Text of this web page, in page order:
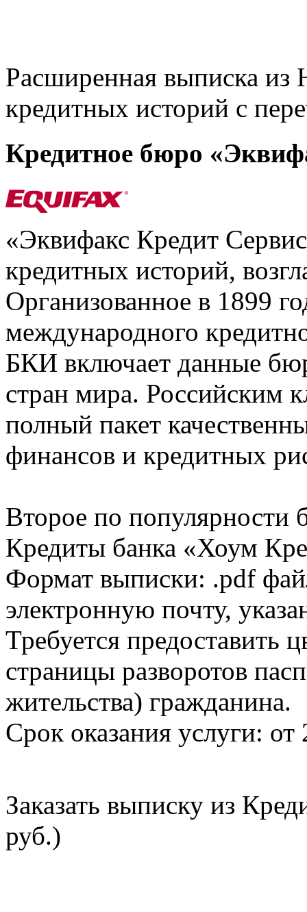
Расширенная выписка из
кредитных историй с
Кредитное бюро
«Эквифакс Кредит
кредитных историй,
Организованное в 1899
международного
БКИ включает данные
стран мира. Российским
полный пакет
финансов и кредитных
Второе по популярности
Кредиты банка «Хоум
Формат выписки: .pdf
электронную почту,
Требуется предоставить
страницы разворотов
жительства) гражданина.
Срок оказания услуги: от
Заказать выписку из
руб.)